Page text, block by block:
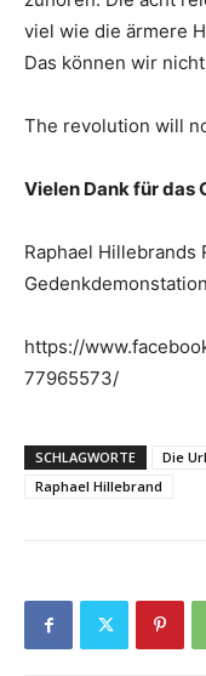
viel wie die ärmere
Das können wir
The revolution will
Vielen Dank für das
Raphael Hillebrands
https://
77965573/
SCHLAGWORTE Die
Raphael Hillebrand